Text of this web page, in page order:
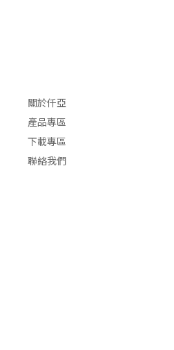
關於仟亞
產品專區
下載專區
聯絡我們